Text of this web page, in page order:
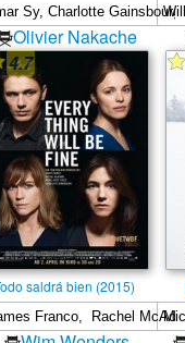
Olivier Nakache
4.7
saldrá bien (2015)